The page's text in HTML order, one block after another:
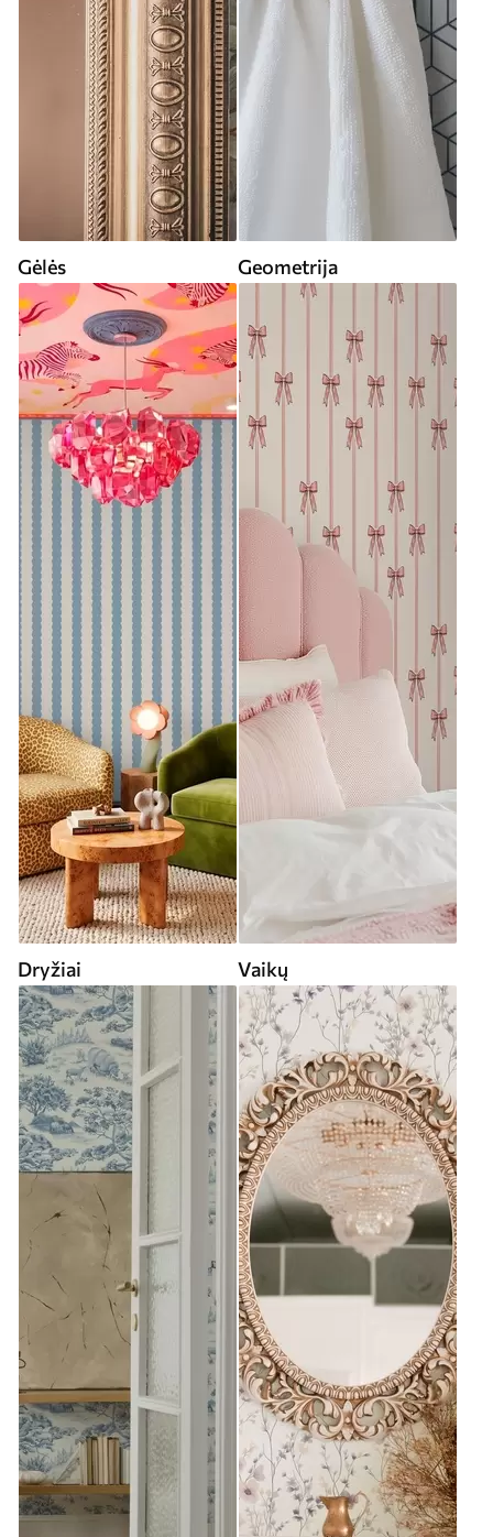
Gėlės Geometrija
Dryžiai Vaikų